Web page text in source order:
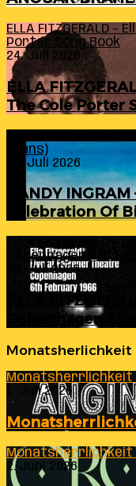
ELLA FITZGERALD
Porter Song Book
24. Juli 2026
ELLA
The Cole Porter
Evans)
24. Juli 2026
RANDY
Celebration Of
ELLA FITZGERALD
Copenhagen 6th
23. Juli 2026
ELLA
Copenhagen
Monatsherlichkeit
Monatsherrlichkeit
1. Juli 2026
Monatsherrlichkeit
2. Juni 2026